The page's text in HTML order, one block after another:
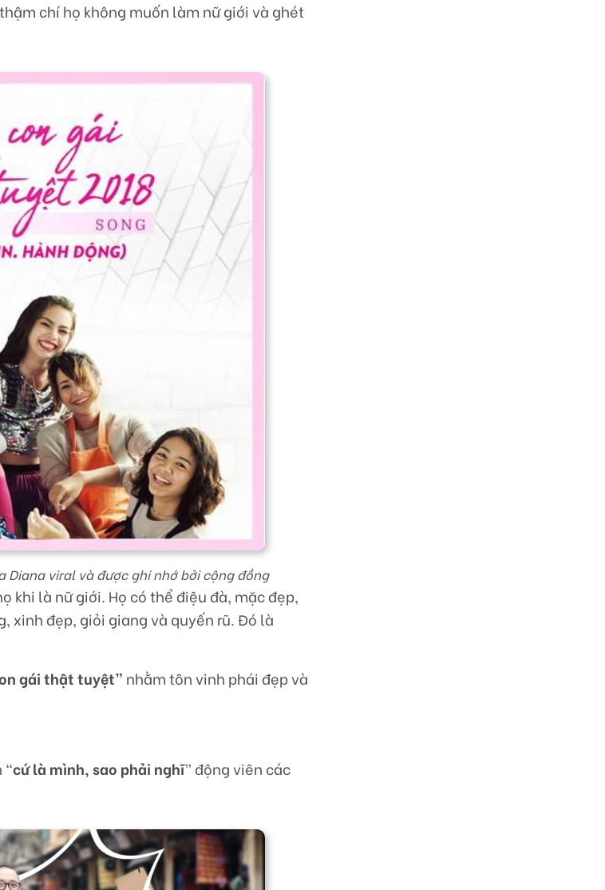
chí họ không muốn làm nữ giới và ghét
Diana viral và được ghi nhớ bởi cộng đồng
khi là nữ giới. Họ có thể điệu đà, mặc đẹp,
xinh đẹp, giỏi giang và quyến rũ. Đó là
gái thật tuyệt” nhằm tôn vinh phái đẹp và
“cứ là mình, sao phải nghĩ” động viên các